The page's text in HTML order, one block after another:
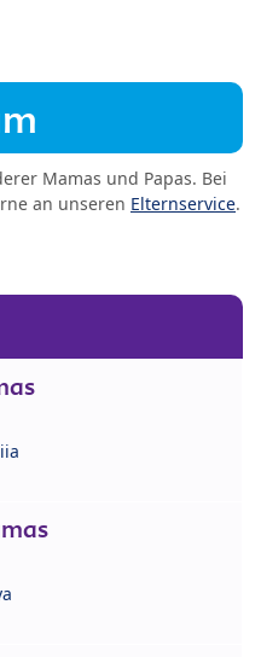
Mamas und Papas. Bei
an unseren Elternservice.